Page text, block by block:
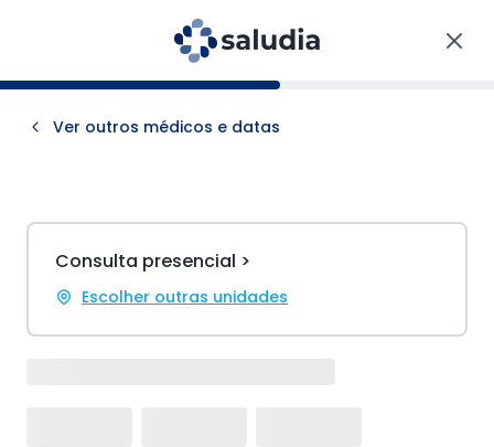
Ver outros médicos e datas
Consulta presencial >
Escolher outras unidades